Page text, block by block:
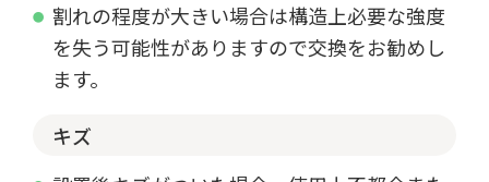
割れの程度が大きい場合は構造上必要な強度
を失う可能性がありますので交換をお勧めし
ます。
キズ